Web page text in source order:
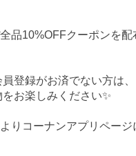
品10%OFFクーポンを
登録がお済でない方は
お楽しみください✨
りコーナンアプリページ